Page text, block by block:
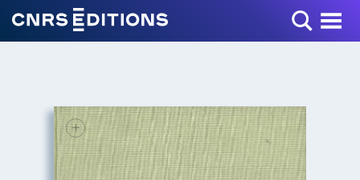
Toggle Menu
+